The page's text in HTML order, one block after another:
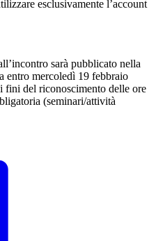
esclusivamente l’account
sarà pubblicato nella
entro mercoledì 19 febbraio
fini del riconoscimento delle ore
(seminari/attività